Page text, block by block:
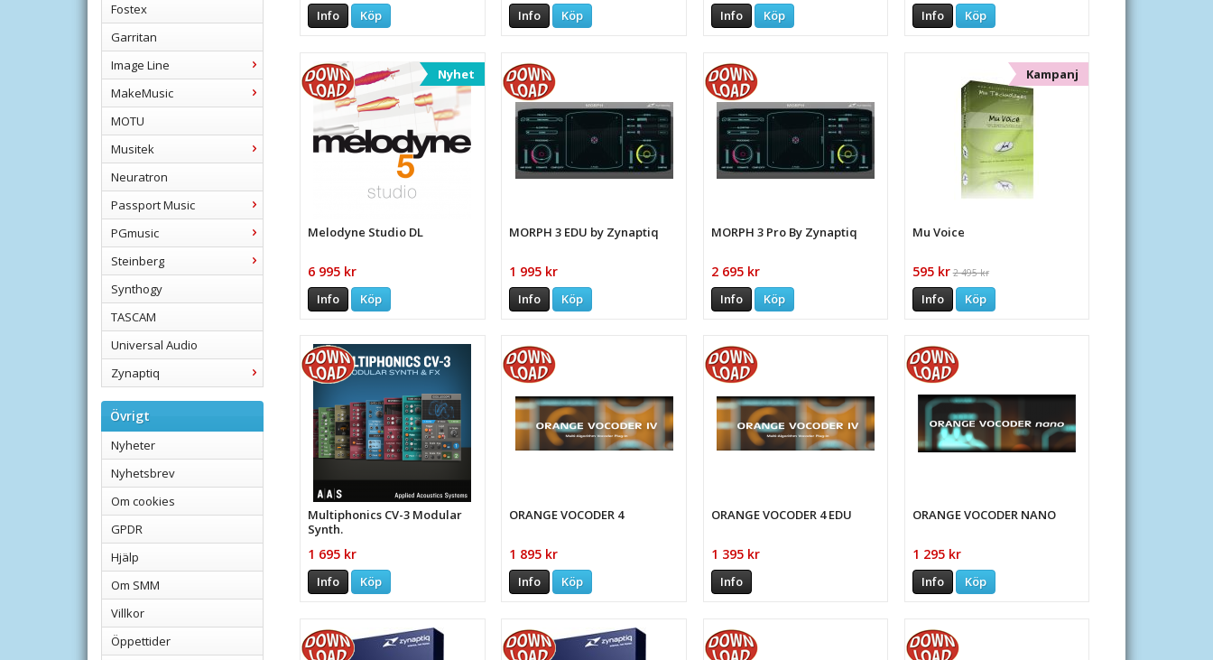
Fostex
Garritan
Image Line
MakeMusic
MOTU
Musitek
Neuratron
Passport Music
PGmusic
Steinberg
Synthogy
TASCAM
Universal Audio
Zynaptiq
Övrigt
Nyheter
Nyhetsbrev
Om cookies
GPDR
Hjälp
Om SMM
Villkor
Öppettider
Info Köp Info Köp Info Köp Info Köp
Nyhet
Melodyne Studio DL
6 995 kr
Info Köp
MORPH 3 EDU by Zynaptiq
1 995 kr
Info Köp
MORPH 3 Pro By Zynaptiq
2 695 kr
Info Köp
Kampanj
Mu Voice
595 kr 2 495 kr
Info Köp
Multiphonics CV-3 Modular
Synth.
1 695 kr
Info Köp
ORANGE VOCODER 4
1 895 kr
Info Köp
ORANGE VOCODER 4 EDU
1 395 kr
Info
ORANGE VOCODER NANO
1 295 kr
Info Köp